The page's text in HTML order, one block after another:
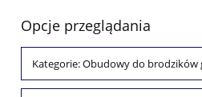
Opcje przeglądania
Kategorie: Obudowy do brodzików